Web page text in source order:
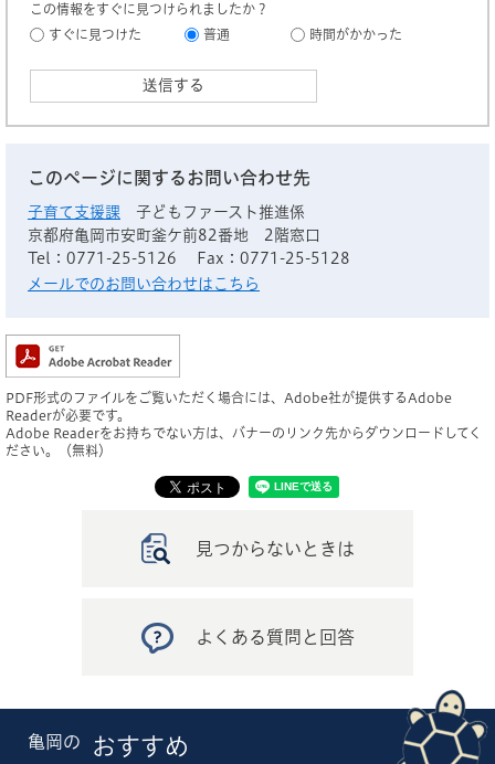
この情報をすぐに見つけられましたか？
すぐに見つけた
普通 時間がかかった
このページに関するお問い合わせ先
子育て支援課
子どもファースト推進係
京都府亀岡市安町釜ケ前82番地 2階窓口
Tel：0771-25-5126
Fax：0771-25-5128
メールでのお問い合わせはこちら
PDF形式のファイルをご覧いただく場合には、Adobe社が提供するAdobe
Readerが必要です。
Adobe Readerをお持ちでない方は、バナーのリンク先からダウンロードしてく
ださい。（無料）
見つからないときは
よくある質問と回答
亀岡の おすすめ